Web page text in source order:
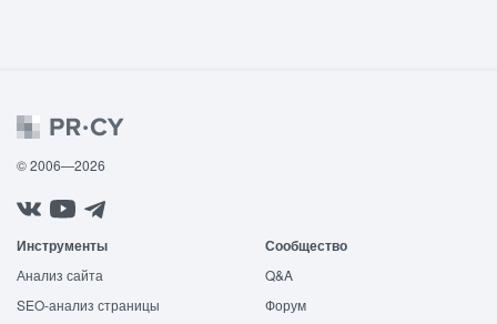
© 2006—2026
Инструменты
Анализ сайта
SEO-анализ страницы
Сообщество
Q&A
Форум